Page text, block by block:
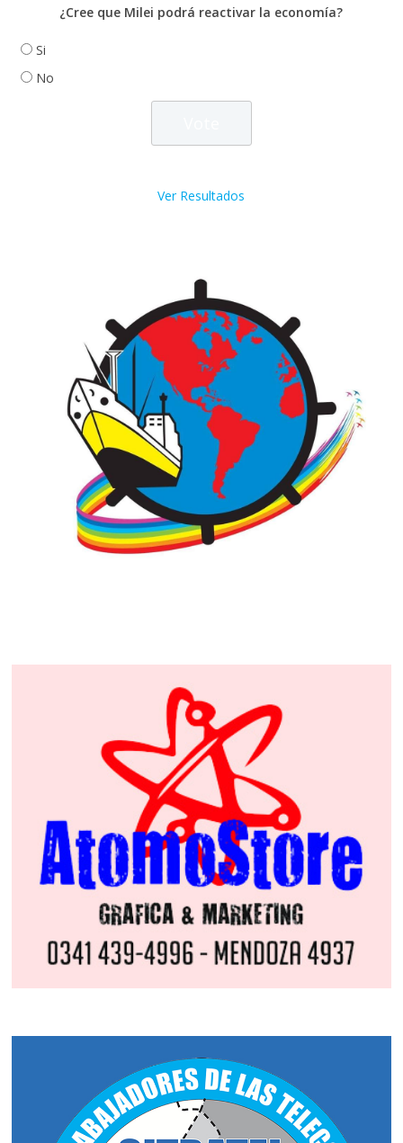
¿Cree que Milei podrá reactivar la economía?
Si
No
Ver Resultados